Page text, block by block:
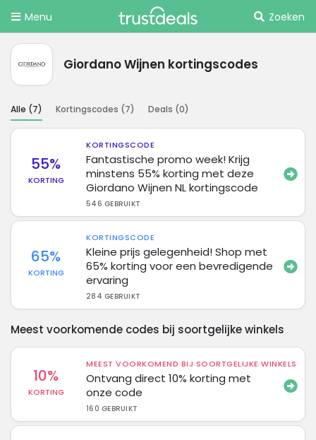
Menu Zoeken
Giordano Wijnen kortingscodes
Alle (7) Kortingscodes (7) Deals (0)
55%
KORTING
KORTINGSCODE
Fantastische promo week! Krijg
minstens 55% korting met deze
Giordano Wijnen NL kortingscode
546 GEBRUIKT
65%
KORTING
KORTINGSCODE
Kleine prijs gelegenheid! Shop met
65% korting voor een bevredigende
ervaring
284 GEBRUIKT
Meest voorkomende codes bij soortgelijke winkels
10%
KORTING
MEEST VOORKOMEND BIJ SOORTGELIJKE WINKELS
Ontvang direct 10% korting met
onze code
160 GEBRUIKT